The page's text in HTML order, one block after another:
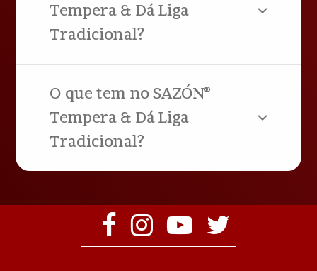
Tempera & Dá Liga
Tradicional?
O que tem no SAZÓN®
Tempera & Dá Liga
Tradicional?